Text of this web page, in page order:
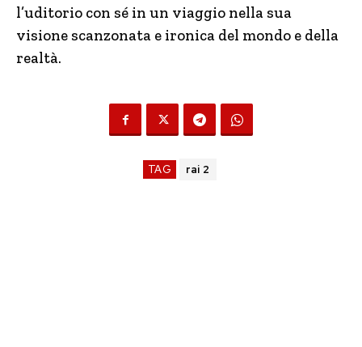
l’uditorio con sé in un viaggio nella sua
visione scanzonata e ironica del mondo e della
realtà.
TAG rai 2